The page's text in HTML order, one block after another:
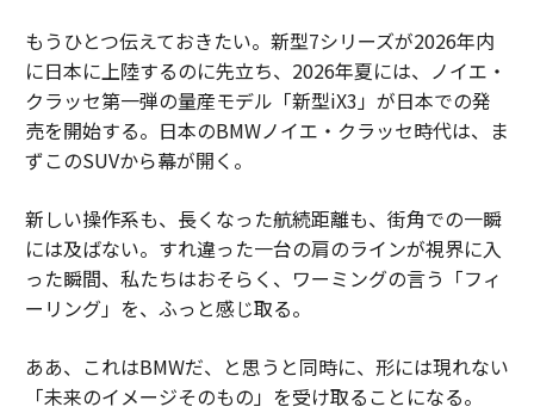
もうひとつ伝えておきたい。新型7シリーズが2026年内
に日本に上陸するのに先立ち、2026年夏には、ノイエ・
クラッセ第一弾の量産モデル「新型iX3」が日本での発
売を開始する。日本のBMWノイエ・クラッセ時代は、ま
ずこのSUVから幕が開く。
新しい操作系も、長くなった航続距離も、街角での一瞬
には及ばない。すれ違った一台の肩のラインが視界に入
った瞬間、私たちはおそらく、ワーミングの言う「フィ
ーリング」を、ふっと感じ取る。
ああ、これはBMWだ、と思うと同時に、形には現れない
「未来のイメージそのもの」を受け取ることになる。